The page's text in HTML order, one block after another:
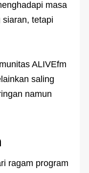
masa
tetapi
ALIVEfm
saling
namun
ragam program